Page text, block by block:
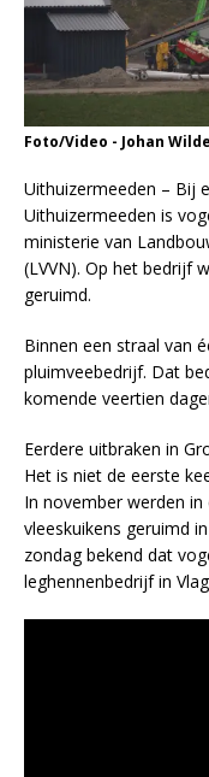
Foto/Video - Johan
Uithuizermeeden – Bij
Uithuizermeeden is
ministerie van
(LVVN). Op het bedrijf
geruimd.
Binnen een straal van
pluimveebedrijf. Dat
komende veertien
Eerdere uitbraken in
Het is niet de eerste
In november werden
vleeskuikens geruimd
zondag bekend dat
leghennenbedrijf in